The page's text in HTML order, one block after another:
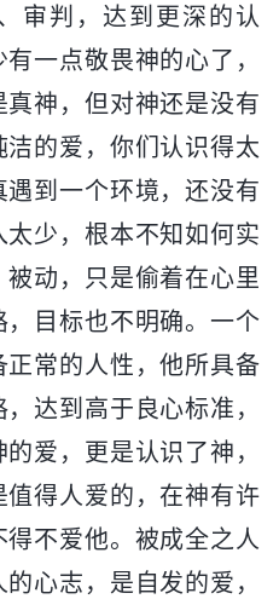
审判，达到更深的认
一点敬畏神的心了，
神，但对神还是没有
的爱，你们认识得太
到一个环境，还没有
少，根本不知如何实
动，只是偷着在心里
目标也不明确。一个
常的人性，他所具备
达到高于良心标准，
爱，更是认识了神，
得人爱的，在神有许
不爱他。被成全之人
心志，是自发的爱，